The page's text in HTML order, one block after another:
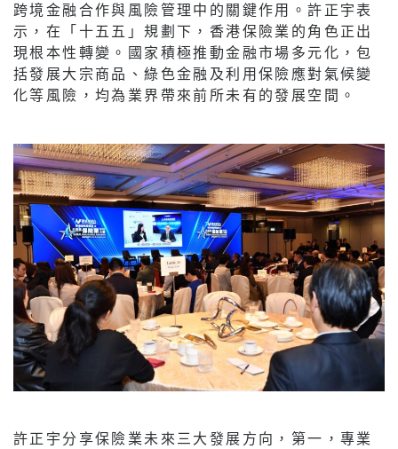
跨境金融合作與風險管理中的關鍵作用。許正宇表
示，在「十五五」規劃下，香港保險業的角色正出
現根本性轉變。國家積極推動金融市場多元化，包
括發展大宗商品、綠色金融及利用保險應對氣候變
化等風險，均為業界帶來前所未有的發展空間。
許正宇分享保險業未來三大發展方向，第一，專業